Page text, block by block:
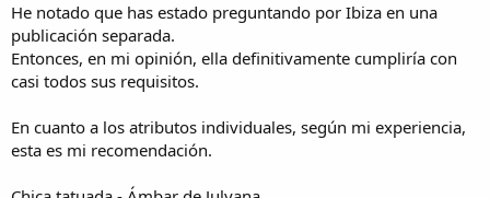
He notado que has estado preguntando por Ibiza en una
publicación separada.
Entonces, en mi opinión, ella definitivamente cumpliría con
casi todos sus requisitos.
En cuanto a los atributos individuales, según mi experiencia,
esta es mi recomendación.